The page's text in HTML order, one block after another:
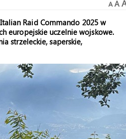
A A
Raid Commando 2025 w
europejskie uczelnie wojskowe.
strzeleckie, saperskie,